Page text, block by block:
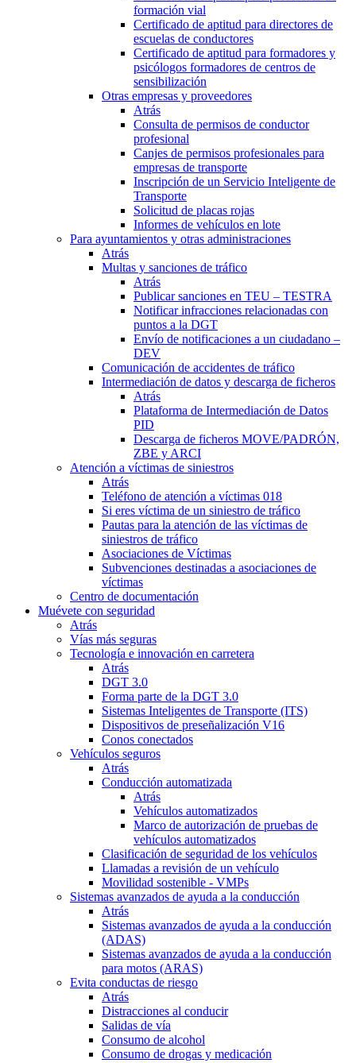
formación vial
Certificado de aptitud para directores de
escuelas de conductores
Certificado de aptitud para formadores y
psicólogos formadores de centros de
sensibilización
Otras empresas y proveedores
Atrás
Consulta de permisos de conductor
profesional
Canjes de permisos profesionales para
empresas de transporte
Inscripción de un Servicio Inteligente de
Transporte
Solicitud de placas rojas
Informes de vehículos en lote
Para ayuntamientos y otras administraciones
Atrás
Multas y sanciones de tráfico
Atrás
Publicar sanciones en TEU – TESTRA
Notificar infracciones relacionadas con
puntos a la DGT
Envío de notificaciones a un ciudadano –
DEV
Comunicación de accidentes de tráfico
Intermediación de datos y descarga de ficheros
Atrás
Plataforma de Intermediación de Datos
PID
Descarga de ficheros MOVE/PADRÓN,
ZBE y ARCI
Atención a víctimas de siniestros
Atrás
Teléfono de atención a víctimas 018
Si eres víctima de un siniestro de tráfico
Pautas para la atención de las víctimas de
siniestros de tráfico
Asociaciones de Víctimas
Subvenciones destinadas a asociaciones de
víctimas
Centro de documentación
Muévete con seguridad
Atrás
Vías más seguras
Tecnología e innovación en carretera
Atrás
DGT 3.0
Forma parte de la DGT 3.0
Sistemas Inteligentes de Transporte (ITS)
Dispositivos de preseñalización V16
Conos conectados
Vehículos seguros
Atrás
Conducción automatizada
Atrás
Vehículos automatizados
Marco de autorización de pruebas de
vehículos automatizados
Clasificación de seguridad de los vehículos
Llamadas a revisión de un vehículo
Movilidad sostenible - VMPs
Sistemas avanzados de ayuda a la conducción
Atrás
Sistemas avanzados de ayuda a la conducción
(ADAS)
Sistemas avanzados de ayuda a la conducción
para motos (ARAS)
Evita conductas de riesgo
Atrás
Distracciones al conducir
Salidas de vía
Consumo de alcohol
Consumo de drogas y medicación